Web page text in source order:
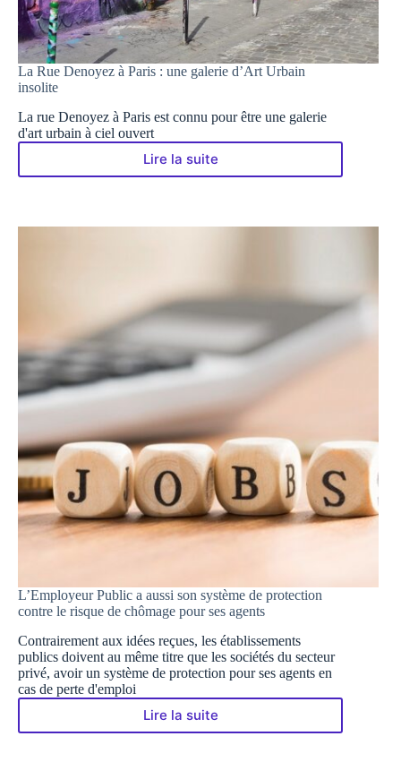
La Rue Denoyez à Paris : une galerie d’Art Urbain
insolite
La rue Denoyez à Paris est connu pour être une galerie
d'art urbain à ciel ouvert
Lire la suite
La
galerie
d’Art
Urbain
L’Employeur Public a aussi son système de protection
contre le risque de chômage pour ses agents
Contrairement aux idées reçues, les établissements
publics doivent au même titre que les sociétés du secteur
privé, avoir un système de protection pour ses agents en
cas de perte d'emploi
Lire la suite
L’Employeur